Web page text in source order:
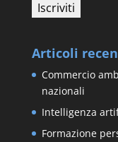
Articoli
Commercio
nazionali
Intelligenza
Formazione